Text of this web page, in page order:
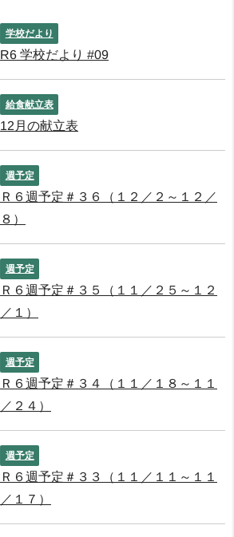
学校だより
R6 学校だより #09
給食献立表
12月の献立表
週予定
Ｒ６週予定＃３６（１２／２～１２／
８）
週予定
Ｒ６週予定＃３５（１１／２５～１２
／１）
週予定
Ｒ６週予定＃３４（１１／１８～１１
／２４）
週予定
Ｒ６週予定＃３３（１１／１１～１１
／１７）